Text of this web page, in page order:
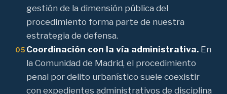
gestión de la dimensión pública del
procedimiento forma parte de nuestra
estrategia de defensa.
05 Coordinación con la vía administrativa.En
la Comunidad de Madrid, el procedimiento
penal por delito urbanístico suele coexistir
con expedientes administrativos de disciplina